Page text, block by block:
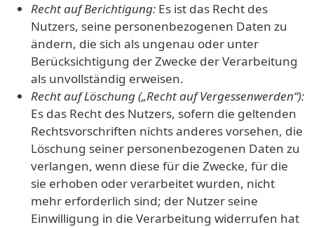
Recht auf Berichtigung: Es ist das Recht des
Nutzers, seine personenbezogenen Daten zu
ändern, die sich als ungenau oder unter
Berücksichtigung der Zwecke der Verarbeitung
als unvollständig erweisen.
Recht auf Löschung („Recht auf Vergessenwerden“):
Es das Recht des Nutzers, sofern die geltenden
Rechtsvorschriften nichts anderes vorsehen, die
Löschung seiner personenbezogenen Daten zu
verlangen, wenn diese für die Zwecke, für die
sie erhoben oder verarbeitet wurden, nicht
mehr erforderlich sind; der Nutzer seine
Einwilligung in die Verarbeitung widerrufen hat